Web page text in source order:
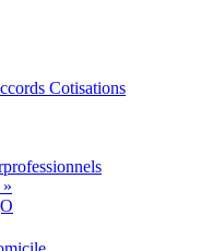
Cotisations